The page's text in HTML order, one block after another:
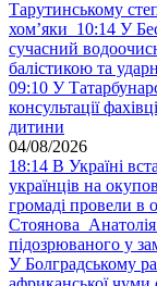
Тарутинському
хом’яки 10:14 У
сучасний
балістикою та
09:10 У
консультації
дитини
04/08/2026
18:14 В Україні
українців на
громаді провели в
Стоянова Анатолія
підозрюваного у
У Болградському